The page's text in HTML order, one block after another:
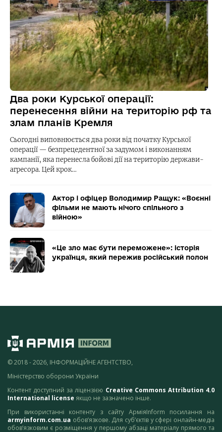
Два роки Курської операції:
перенесення війни на територію рф та
злам планів Кремля
Сьогодні виповнюється два роки від початку Курської
операції — безпрецедентної за задумом і виконанням
кампанії, яка перенесла бойові дії на територію держави-
агресора. Цей крок…
Актор і офіцер Володимир Ращук: «Воєнні
фільми не мають нічого спільного з
війною»
«Це зло має бути переможене»: історія
українця, який пережив російський полон
© 2018 - 2026, ІНФОРМАЦІЙНЕ АГЕНТСТВО,
Міністерство оборони України
Контент доступний за ліцензією Creative Commons Attribution 4.0
International license якщо не зазначено інше.
При використанні контенту з сайту АрміяInform посилання на
armyinform.com.ua обов’язкове. Для суб’єктів у сфері онлайн-медіа
обов’язковим є розміщення у першому абзаці матеріалу прямого та